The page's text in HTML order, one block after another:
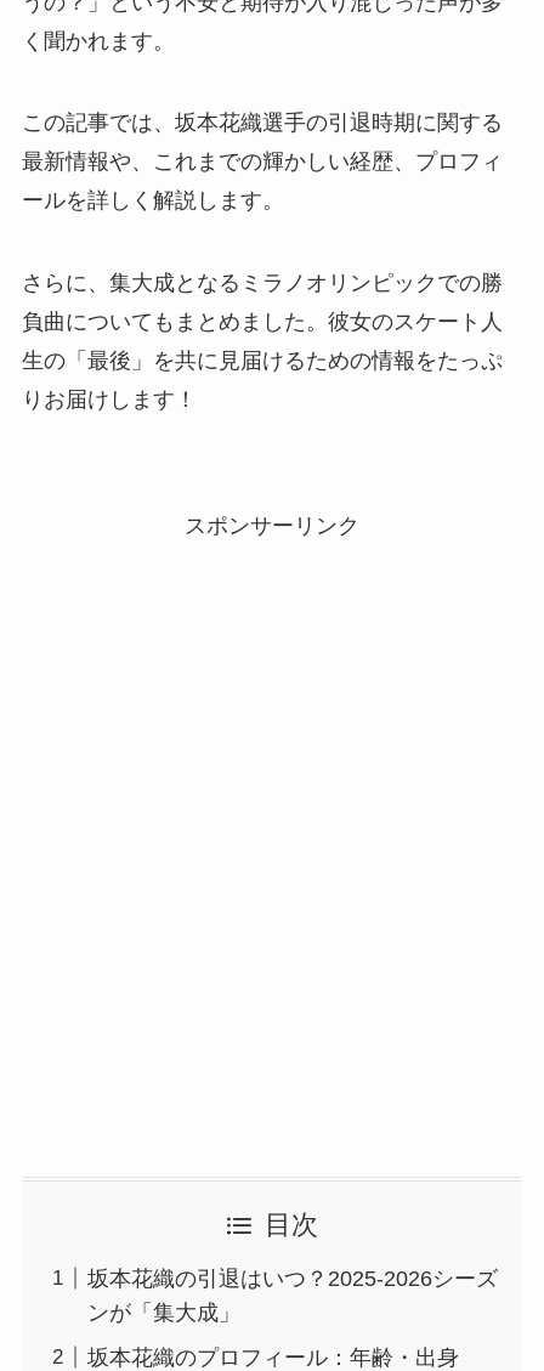
く聞かれます。
この記事では、坂本花織選手の引退時期に関する
最新情報や、これまでの輝かしい経歴、プロフィ
ールを詳しく解説します。
さらに、集大成となるミラノオリンピックでの勝
負曲についてもまとめました。彼女のスケート人
生の「最後」を共に見届けるための情報をたっぷ
りお届けします！
スポンサーリンク
目次
坂本花織の引退はいつ？2025-2026シーズ
ンが「集大成」
坂本花織のプロフィール：年齢・出身